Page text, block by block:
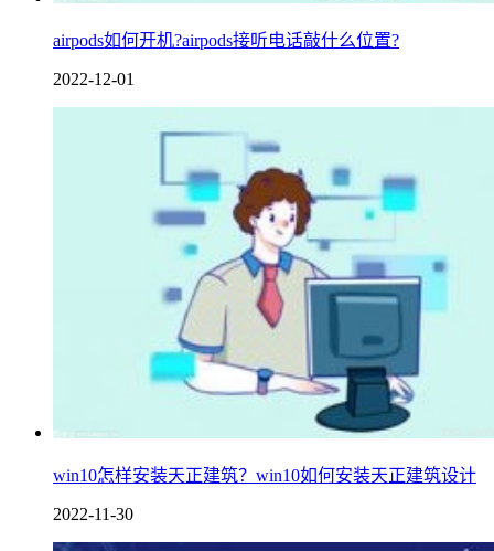
airpods如何开机?airpods接听电话敲什么位置?
2022-12-01
win10怎样安装天正建筑？win10如何安装天正建筑设计
2022-11-30